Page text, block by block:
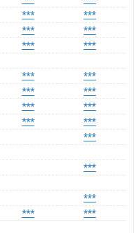
***
***
***
***
***
***
***
***
***
***
***
***
***
***
***
***
***
*** ***